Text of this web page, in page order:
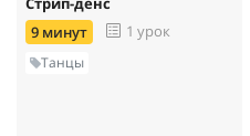
9 минут
1 урок
Танцы